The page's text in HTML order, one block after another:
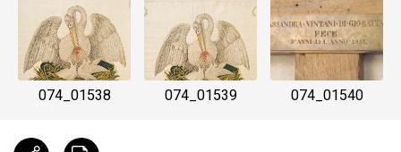
074_01538 074_01539 074_01540